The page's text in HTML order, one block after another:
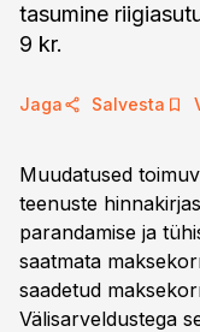
tasumine
9 kr.
Jaga Salvesta
Muudatused
teenuste
parandamise ja
saatmata
saadetud
Välisarveldustega